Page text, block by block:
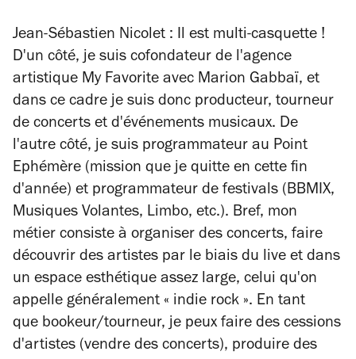
Jean-Sébastien Nicolet : Il est multi-casquette !
D'un côté, je suis cofondateur de l'agence
artistique My Favorite avec Marion Gabbaï, et
dans ce cadre je suis donc producteur, tourneur
de concerts et d'événements musicaux. De
l'autre côté, je suis programmateur au Point
Ephémère (mission que je quitte en cette fin
d'année) et programmateur de festivals (BBMIX,
Musiques Volantes, Limbo, etc.). Bref, mon
métier consiste à organiser des concerts, faire
découvrir des artistes par le biais du live et dans
un espace esthétique assez large, celui qu'on
appelle généralement « indie rock ». En tant
que bookeur/tourneur, je peux faire des cessions
d'artistes (vendre des concerts), produire des